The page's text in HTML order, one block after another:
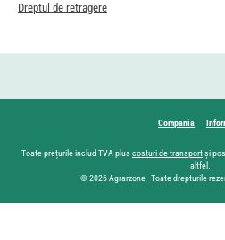
Dreptul de retragere
Compania
Toate prețurile includ TVA plus costuri de transportși
altfel.
© 2026 Agrarzone - Toate drepturile